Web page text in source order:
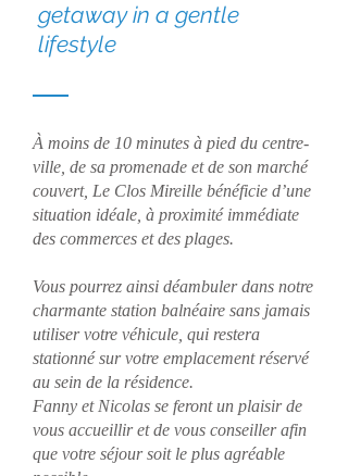
getaway in a gentle
lifestyle
À moins de 10 minutes à pied du centre-
ville, de sa promenade et de son marché
couvert, Le Clos Mireille bénéficie d’une
situation idéale, à proximité immédiate
des commerces et des plages.
Vous pourrez ainsi déambuler dans notre
charmante station balnéaire sans jamais
utiliser votre véhicule, qui restera
stationné sur votre emplacement réservé
au sein de la résidence.
Fanny et Nicolas se feront un plaisir de
vous accueillir et de vous conseiller afin
que votre séjour soit le plus agréable